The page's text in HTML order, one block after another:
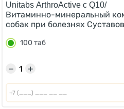
Unitabs ArthroActive c Q10/
Витаминно-минеральный
собак при болезнях
100 таб
+
−